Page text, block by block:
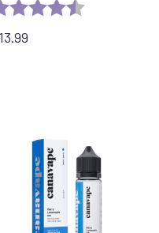
13.99